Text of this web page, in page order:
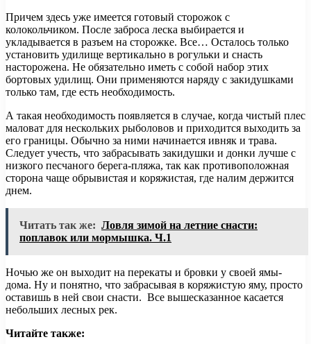
Причем здесь уже имеется готовый сторожок с
колокольчиком. После заброса леска выбирается и
укладывается в разъем на сторожке. Все… Осталось только
установить удилище вертикально в рогульки и снасть
насторожена. Не обязательно иметь с собой набор этих
бортовых удилищ. Они применяются наряду с закидушками
только там, где есть необходимость.
А такая необходимость появляется в случае, когда чистый плес
маловат для нескольких рыболовов и приходится выходить за
его границы. Обычно за ними начинается ивняк и трава.
Следует учесть, что забрасывать закидушки и донки лучше с
низкого песчаного берега-пляжа, так как противоположная
сторона чаще обрывистая и коряжистая, где налим держится
днем.
Читать так же: Ловля зимой на летние снасти:
поплавок или мормышка. Ч.1
Ночью же он выходит на перекаты и бровки у своей ямы-
дома. Ну и понятно, что забрасывая в коряжистую яму, просто
оставишь в ней свои снасти. Все вышесказанное касается
небольших лесных рек.
Читайте также: